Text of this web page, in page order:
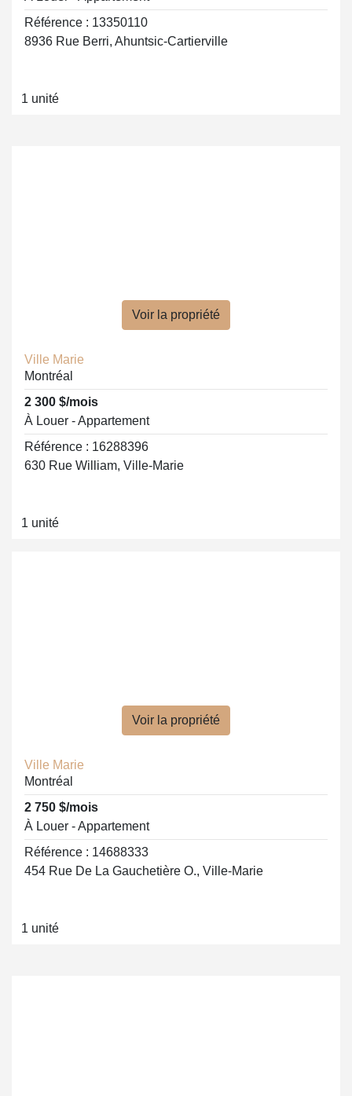
Référence : 13350110
8936 Rue Berri, Ahuntsic-Cartierville
1 unité
Voir la propriété
Ville Marie
Montréal
2 300 $/mois
À Louer - Appartement
Référence : 16288396
630 Rue William, Ville-Marie
1 unité
Voir la propriété
Ville Marie
Montréal
2 750 $/mois
À Louer - Appartement
Référence : 14688333
454 Rue De La Gauchetière O., Ville-Marie
1 unité